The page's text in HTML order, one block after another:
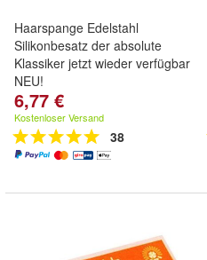
Haarspange Edelstahl
Silikonbesatz der absolute
Klassiker jetzt wieder verfügbar
NEU!
6,77 €
Kostenloser Versand
38